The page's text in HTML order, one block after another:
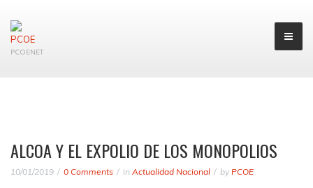
PCOENET
ALCOA Y EL EXPOLIO DE LOS MONOPOLIOS
10/01/2019 0 Comments in Actualidad Nacional by PCOE